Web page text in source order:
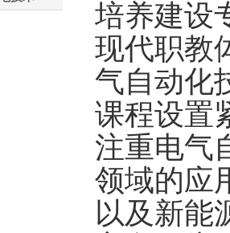
培养建设
现代职教
气自动化
课程设置
注重电气
领域的应
以及新能